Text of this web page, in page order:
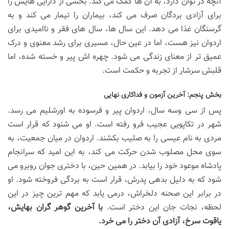
برای آزادی بردگان صرف می کند، بیماران را تیمار می کند و به
گرسنگان غذا می دهد. این سال ها، سال های فقر و ناامیدی برای
اردوان نیز هست، اما در عین حال، مسیری برای رشد معنوی و درک
عمیق تر از معنای زندگی می شود. چهره اش پیر و خسته شده، اما
قلبش سرشار از تجربه و حکمت است.
بخش پنجم: آخرین آزمون و فداکاری نهایی
پس از سی وسه سال، اردوان پیر و فرسوده به اورشلیم می رسد.
شهر در تکاپویی عجیب فرو رفته است. او می شنود که قرار است
مردی به نام عیسی را به صلیب بکشند. اردوان در میان جمعیت، به
سوی محل مصلوب شدن حرکت می کند، به این امید که سرانجام
پادشاه موعود خود را بیابد. در همین حین، با دختری جوان روبرو می
شود که به دلیل بدهی پدرش، قرار است به بردگی فروخته شود. او
در برابر این صحنه دلخراش، درمی یابد که مهم ترین چیز در این
لحظه، نجات جان این دختر است. با آخرین گوهر گران بهایش،
یاقوت سرخ، آزادی آن دختر را می خرد.